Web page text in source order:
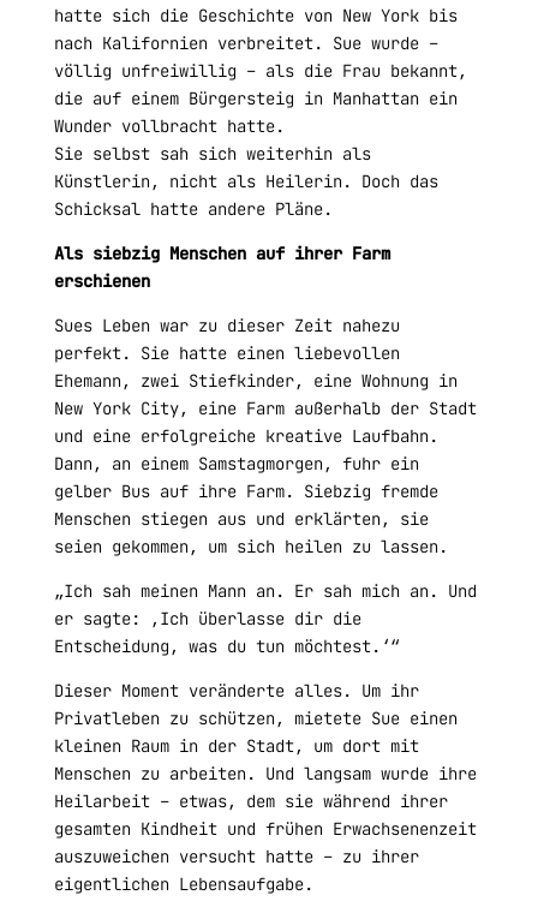
hatte sich die Geschichte von New York bis
nach Kalifornien verbreitet. Sue wurde –
völlig unfreiwillig – als die Frau bekannt,
die auf einem Bürgersteig in Manhattan ein
Wunder vollbracht hatte.
Sie selbst sah sich weiterhin als
Künstlerin, nicht als Heilerin. Doch das
Schicksal hatte andere Pläne.
Als siebzig Menschen auf ihrer Farm
erschienen
Sues Leben war zu dieser Zeit nahezu
perfekt. Sie hatte einen liebevollen
Ehemann, zwei Stiefkinder, eine Wohnung in
New York City, eine Farm außerhalb der Stadt
und eine erfolgreiche kreative Laufbahn.
Dann, an einem Samstagmorgen, fuhr ein
gelber Bus auf ihre Farm. Siebzig fremde
Menschen stiegen aus und erklärten, sie
seien gekommen, um sich heilen zu lassen.
„Ich sah meinen Mann an. Er sah mich an. Und
er sagte: ‚Ich überlasse dir die
Entscheidung, was du tun möchtest.‘“
Dieser Moment veränderte alles. Um ihr
Privatleben zu schützen, mietete Sue einen
kleinen Raum in der Stadt, um dort mit
Menschen zu arbeiten. Und langsam wurde ihre
Heilarbeit – etwas, dem sie während ihrer
gesamten Kindheit und frühen Erwachsenenzeit
auszuweichen versucht hatte – zu ihrer
eigentlichen Lebensaufgabe.